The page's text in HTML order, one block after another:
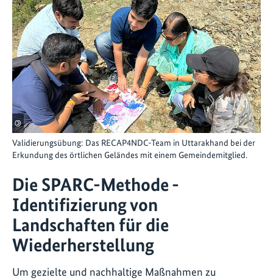
©
Validierungsübung: Das RECAP4NDC-Team in Uttarakhand bei der
Erkundung des örtlichen Geländes mit einem Gemeindemitglied.
Die SPARC-Methode -
Identifizierung von
Landschaften für die
Wiederherstellung
Um gezielte und nachhaltige Maßnahmen zu